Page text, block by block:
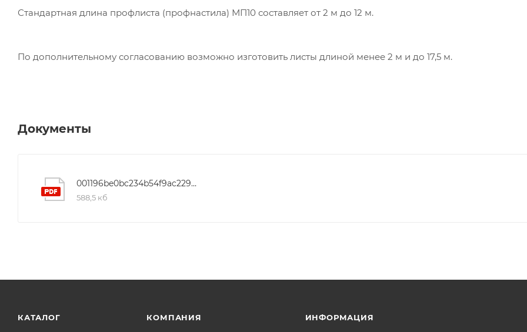
Стандартная длина профлиста (профнастила) МП10 составляет от 2 м до 12 м.
По дополнительному согласованию возможно изготовить листы длиной менее 2 м и до 17,5 м.
Документы
001196be0bc234b54f9ac2292e2d2493
588,5 кб
КАТАЛОГ КОМПАНИЯ ИНФОРМАЦИЯ